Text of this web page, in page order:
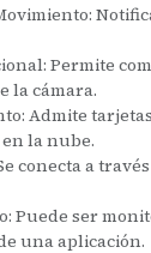
Permite
la cámara.
Admite
la nube.
conecta a
Puede ser
una aplicación.